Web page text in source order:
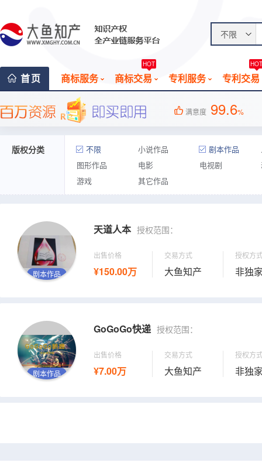
不限
首页 商标服务 商标交易
HOT
专利服务 专利交易
HOT
满意度99.6%
版权分类 不限 小说作品 剧本作品
图形作品
电影 电视剧
游戏
其它作品
剧本作品
天道人本 授权范围：
出售价格
¥150.00万
交易方式
大鱼知产
授权方
非独
剧本作品
GoGoGo快递 授权范围：
出售价格
¥7.00万
交易方式
大鱼知产
授权方
非独